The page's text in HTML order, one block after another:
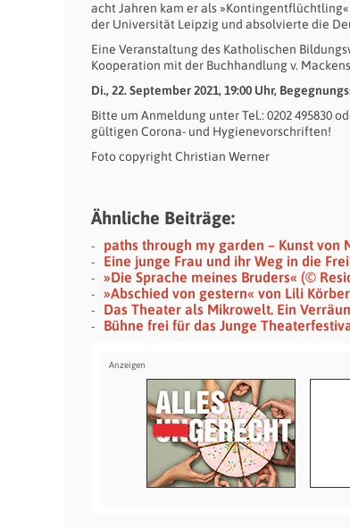
acht Jahren kam er als
der Universität Leipzig und absolvierte die
Eine Veranstaltung des Katholischen
Kooperation mit der Buchhandlung v.
Di., 22. September 2021, 19:00 Uhr,
Bitte um Anmeldung unter Tel.: 0202 495830
gültigen Corona- und Hygienevorschriften!
Foto copyright Christian Werner
Ähnliche Beiträge:
paths through my garden – Kunst von
Eine junge Frau und ihr Weg in die
»Die Sprache meines Bruders« (©
»Abschied von gestern« von Lili Körber
Das Theater als Mikrowelt. Ein
Bühne frei für das Junge